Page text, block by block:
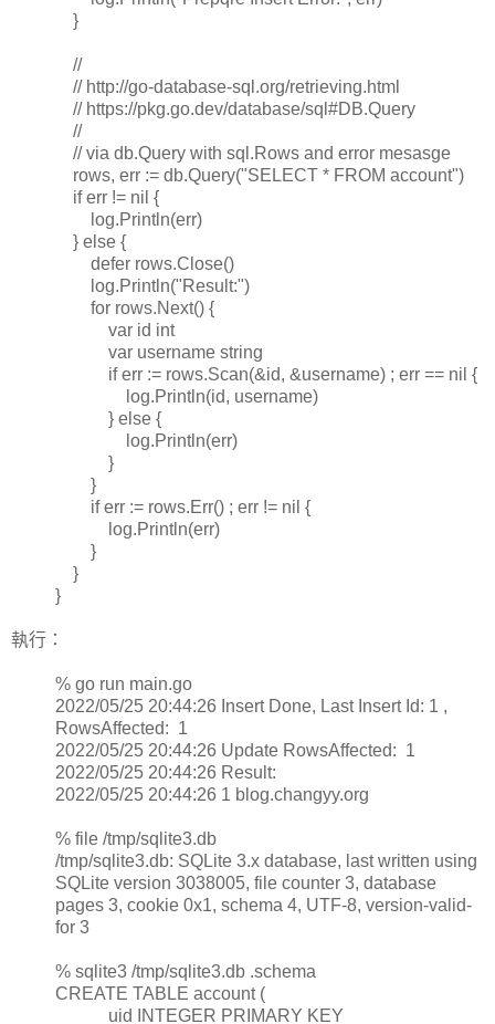
}
//
// http://go-database-sql.org/retrieving.html
// https://pkg.go.dev/database/sql#DB.Query
//
// via db.Query with sql.Rows and error mesasge
rows, err := db.Query("SELECT * FROM account")
if err != nil {
log.Println(err)
} else {
defer rows.Close()
log.Println("Result:")
for rows.Next() {
var id int
var username string
if err := rows.Scan(&id, &username) ; err == nil {
log.Println(id, username)
} else {
log.Println(err)
}
}
if err := rows.Err() ; err != nil {
log.Println(err)
}
}
}
執行：
% go run main.go
2022/05/25 20:44:26 Insert Done, Last Insert Id: 1 ,
RowsAffected: 1
2022/05/25 20:44:26 Update RowsAffected: 1
2022/05/25 20:44:26 Result:
2022/05/25 20:44:26 1 blog.changyy.org
% file /tmp/sqlite3.db
/tmp/sqlite3.db: SQLite 3.x database, last written using
SQLite version 3038005, file counter 3, database
pages 3, cookie 0x1, schema 4, UTF-8, version-valid-
for 3
% sqlite3 /tmp/sqlite3.db .schema
CREATE TABLE account (
uid INTEGER PRIMARY KEY